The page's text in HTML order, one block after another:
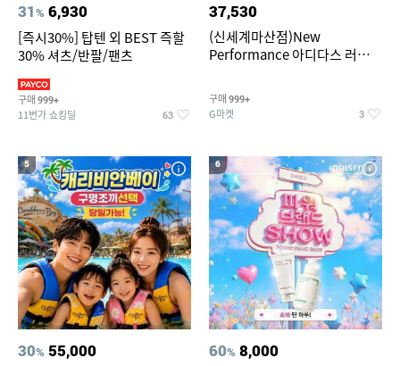
31% 6,930
[즉시30%] 탑텐 외 BEST 즉할
30% 셔츠/반팔/팬츠
구매 999+
11번가 쇼킹딜 63
37,530
(신세계마산점)New
Performance 아디다스 러닝화
구매 999+
G마켓 3
5
30% 55,000
6
60% 8,000